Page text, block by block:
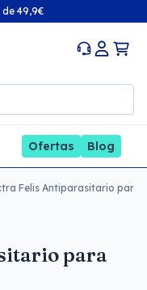
49,9€
Ofertas Blog
Felis Antiparasitario para
para